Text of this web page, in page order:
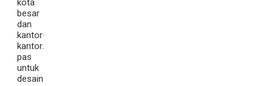
kota
besar
dan
kantor-
kantor.
pas
untuk
desain